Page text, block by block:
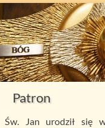
Patron
Św. Jan urodził się